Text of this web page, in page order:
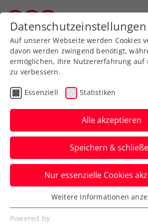
Zurück zur Newsübersicht
Turniere
ATP-Challenger
Montemar:
erst im Finale
Indes gelingt Mavie
ITF-Damenturnier in
internationaler
Verfasst von: Manuel Wachta, 25.11.2024
Datenschutzeinstellungen
Auf unserer Webseite werden Cookies
davon werden zwingend benötigt,
ermöglichen, Ihre Nutzererfahrung auf
zu verbessern.
Essenziell Statistiken
Alle akzeptieren
Speichern &
Nur essenzielle Cookies
Essenziell
Essenzielle Cookies werden für
Weitere Informationen
Powered by